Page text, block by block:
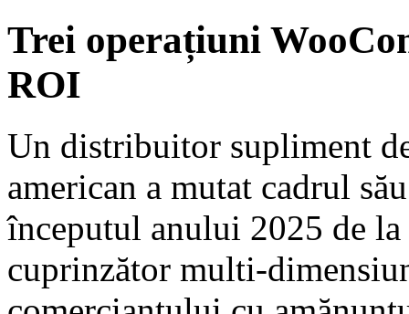
Trei operațiuni
ROI
Un distribuitor supliment
american a mutat cadrul
începutul anului 2025 de
cuprinzător multi-